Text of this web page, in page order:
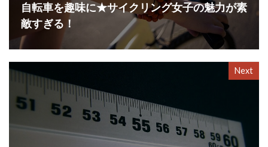
自転車を趣味に★サイクリング女子の魅力が素
敵すぎる！
Next